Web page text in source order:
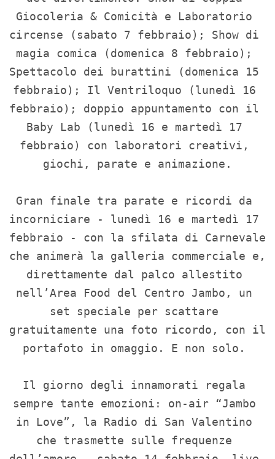
Giocoleria & Comicità e Laboratorio
circense (sabato 7 febbraio); Show di
magia comica (domenica 8 febbraio);
Spettacolo dei burattini (domenica 15
febbraio); Il Ventriloquo (lunedì 16
febbraio); doppio appuntamento con il
Baby Lab (lunedì 16 e martedì 17
febbraio) con laboratori creativi,
giochi, parate e animazione.
Gran finale tra parate e ricordi da
incorniciare - lunedì 16 e martedì 17
febbraio - con la sfilata di Carnevale
che animerà la galleria commerciale e,
direttamente dal palco allestito
nell’Area Food del Centro Jambo, un
set speciale per scattare
gratuitamente una foto ricordo, con il
portafoto in omaggio. E non solo.
Il giorno degli innamorati regala
sempre tante emozioni: on-air “Jambo
in Love”, la Radio di San Valentino
che trasmette sulle frequenze